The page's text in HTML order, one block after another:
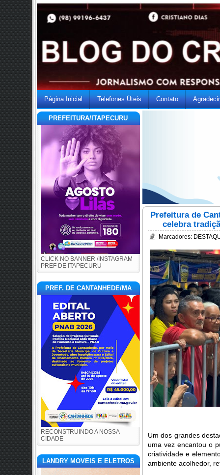
Página Inicial Telefones Úteis Contato
PREFEITURA/ITAPECURU
CLICK NO BANNER /INSTAGRAM
PREF DE ITAPECURU
PREF. DE CANTANHEDE/MA
RECONSTRUINDO A NOSSA
CIDADE
LANDRY MOVEIS E ELETROS
Prefeitura de
celebra
Marcadores:
Um dos grandes
uma vez encantou o
criatividade e
ambiente acolhedor,